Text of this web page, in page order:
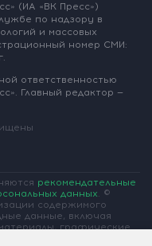
(ИА «ВК Пресс»)
по надзору в
и массовых
номер СМИ:
ответственностью
Главный редактор —
рекомендательные
данных. ©
содержимого
данные, включая
графические